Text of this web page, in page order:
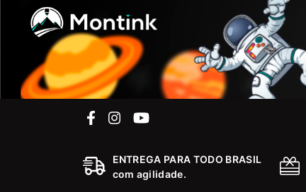
ENTREGA PARA TODO BRASIL
com agilidade.